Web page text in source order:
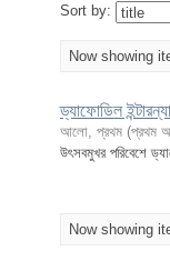
Sort by:
Now showing
ড্যাফোডিল
আলো, প্রথম (প্রথম
উৎসবমুখর পরিবেশে
Now showing